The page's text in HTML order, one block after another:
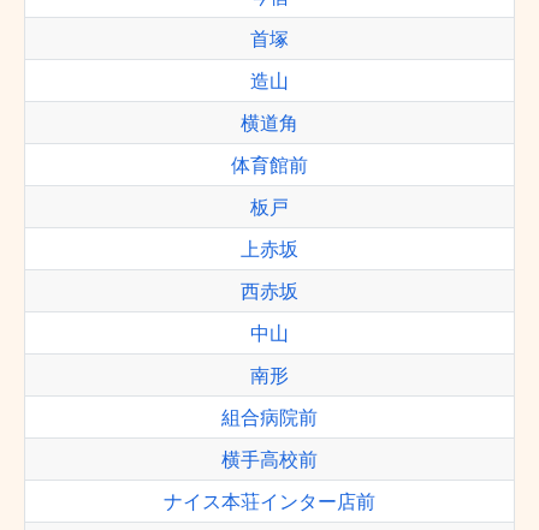
首塚
造山
横道角
体育館前
板戸
上赤坂
西赤坂
中山
南形
組合病院前
横手高校前
ナイス本荘インター店前